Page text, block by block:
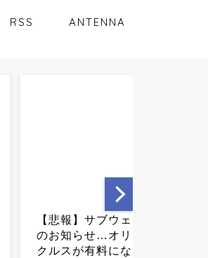
RSS ANTENNA
【画像】カブトムシの骨ｗ
ｗｗｗｗｗｗｗｗｗｗｗｗ
ｗｗｗｗｗｗｗｗｗｗｗｗ